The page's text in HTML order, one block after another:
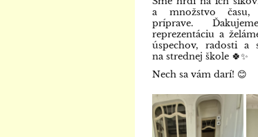
a množstvo času,
príprave.
reprezentáciu a
úspechov, radosti a
na strednej škole 🍀✨
Nech sa vám darí! 😊